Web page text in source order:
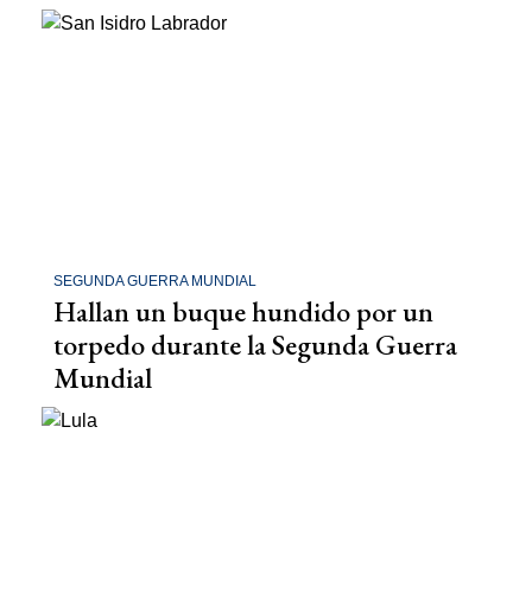
SEGUNDA GUERRA MUNDIAL
Hallan un buque hundido por un
torpedo durante la Segunda Guerra
Mundial